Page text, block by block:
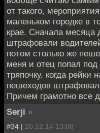
от такого,
маленьком городке в
крае. Сначала месяца
штрафовали
потом столько же
меня и отец попал
тряпочку, когда рейки
пешеходов
Причем грамотно все
Serji »
#34 | 20.12.14 13:08